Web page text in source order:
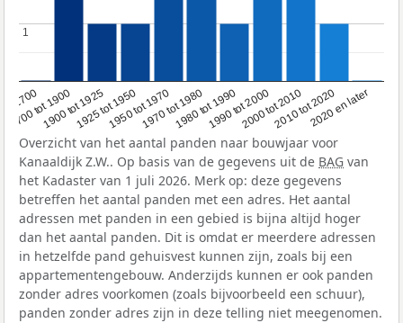
1700
1700 tot 1900
1900 tot 19251925 tot 19501950 tot 19701970 tot 19801980 tot 19901990 tot 20002000 tot 20102010 tot 20202020 en later
1
1
Overzicht van het aantal panden naar bouwjaar voor
Kanaaldijk Z.W.. Op basis van de gegevens uit de BAG van
het Kadaster van 1 juli 2026. Merk op: deze gegevens
betreffen het aantal panden met een adres. Het aantal
adressen met panden in een gebied is bijna altijd hoger
dan het aantal panden. Dit is omdat er meerdere adressen
in hetzelfde pand gehuisvest kunnen zijn, zoals bij een
appartementengebouw. Anderzijds kunnen er ook panden
zonder adres voorkomen (zoals bijvoorbeeld een schuur),
panden zonder adres zijn in deze telling niet meegenomen.